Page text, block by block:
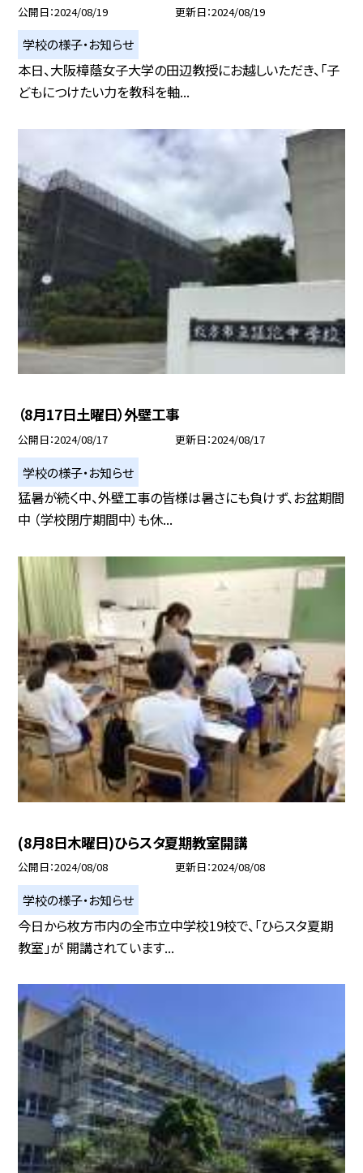
公開日 2024/08/19 更新日 2024/08/19
学校の様子・お知らせ
本日、大阪樟蔭女子大学の田辺教授にお越しいただき、「子
どもにつけたい力を教科を軸...
（8月17日土曜日）外壁工事
公開日 2024/08/17 更新日 2024/08/17
学校の様子・お知らせ
猛暑が続く中、外壁工事の皆様は暑さにも負けず、お盆期間
中 （学校閉庁期間中）も休...
(8月8日木曜日)ひらスタ夏期教室開講
公開日 2024/08/08 更新日 2024/08/08
学校の様子・お知らせ
今日から枚方市内の全市立中学校19校で、「ひらスタ夏期
教室」が 開講されています...